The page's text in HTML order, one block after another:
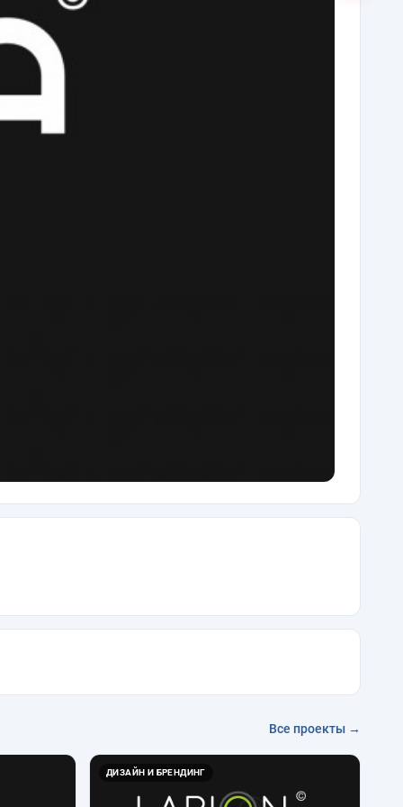
Все проекты →
ДИЗАЙН И БРЕНДИНГ